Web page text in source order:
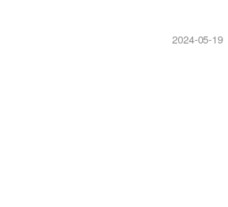
2024-05-19